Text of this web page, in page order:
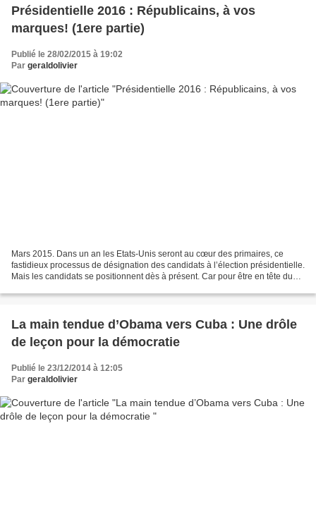
Présidentielle 2016 : Républicains, à vos
marques! (1ere partie)
Publié le 28/02/2015 à 19:02
Par geraldolivier
Mars 2015. Dans un an les Etats-Unis seront au cœur des primaires, ce
fastidieux processus de désignation des candidats à l’élection présidentielle.
Mais les candidats se positionnent dès à présent. Car pour être en tête du
La main tendue d’Obama vers Cuba : Une drôle
de leçon pour la démocratie
Publié le 23/12/2014 à 12:05
Par geraldolivier